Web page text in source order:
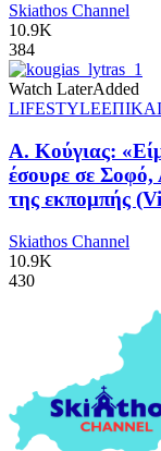
Skiathos Channel
10.9K
384
Watch LaterAdded
LIFESTYLE
Α. Κούγιας:
έσουρε σε
της εκπομπής
Skiathos Channel
10.9K
430